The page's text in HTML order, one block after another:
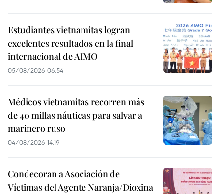
Estudiantes vietnamitas logran
excelentes resultados en la final
internacional de AIMO
05/08/2026 06:54
Médicos vietnamitas recorren más
de 40 millas náuticas para salvar a
marinero ruso
04/08/2026 14:19
Condecoran a Asociación de
Víctimas del Agente Naranja/Dioxina